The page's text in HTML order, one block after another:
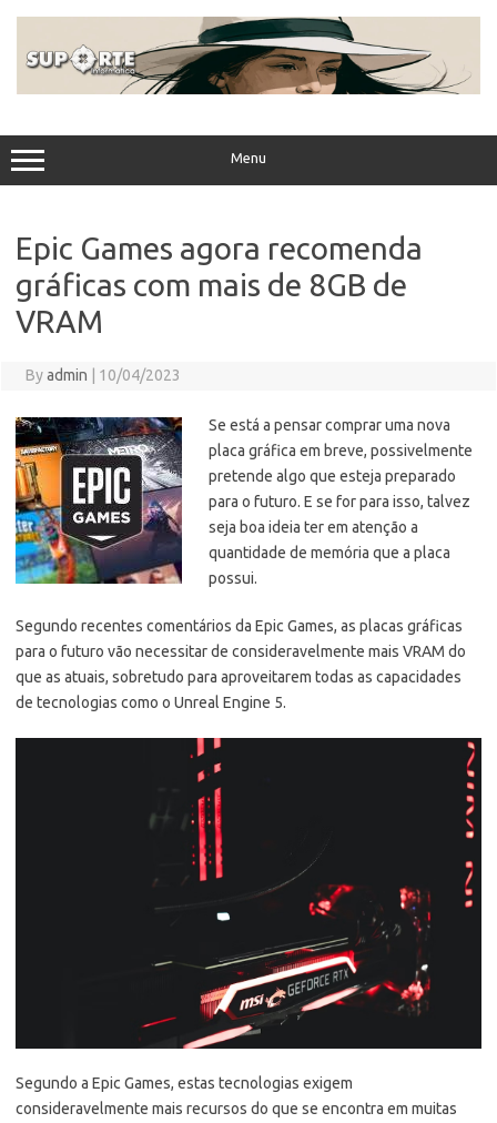
Menu
Epic Games agora recomenda
gráficas com mais de 8GB de
VRAM
Byadmin 10/04/2023
Se está a pensar comprar uma nova
placa gráfica em breve, possivelmente
pretende algo que esteja preparado
para o futuro. E se for para isso, talvez
seja boa ideia ter em atenção a
quantidade de memória que a placa
possui.
Segundo recentes comentários da Epic Games, as placas gráficas
para o futuro vão necessitar de consideravelmente mais VRAM do
que as atuais, sobretudo para aproveitarem todas as capacidades
de tecnologias como o Unreal Engine 5.
Segundo a Epic Games, estas tecnologias exigem
consideravelmente mais recursos do que se encontra em muitas